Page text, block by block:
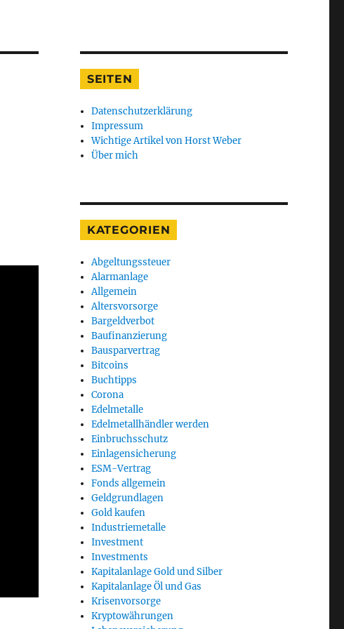
SEITEN
Datenschutzerklärung
Impressum
Wichtige Artikel von Horst Weber
Über mich
KATEGORIEN
Abgeltungssteuer
Alarmanlage
Allgemein
Altersvorsorge
Bargeldverbot
Baufinanzierung
Bausparvertrag
Bitcoins
Buchtipps
Corona
Edelmetalle
Edelmetallhändler werden
Einbruchsschutz
Einlagensicherung
ESM-Vertrag
Fonds allgemein
Geldgrundlagen
Gold kaufen
Industriemetalle
Investment
Investments
Kapitalanlage Gold und Silber
Kapitalanlage Öl und Gas
Krisenvorsorge
Kryptowährungen